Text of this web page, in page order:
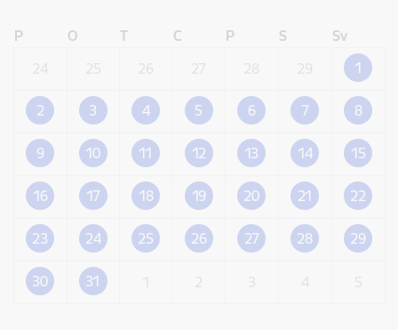
P O T C P S
Sv
1
2 3 4 5 6 7 8
9 10 11 12 13 14 15
16 17 18 19 20 21 22
23 24 25 26 27 28 29
30 31